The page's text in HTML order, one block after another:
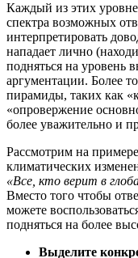
Каждый из этих
спектра возможных
интерпретировать
нападает лично
подняться на уровень
аргументации. Более
пирамиды, таких как
«опровержение
более уважительно и
Рассмотрим на
климатических
«Все, кто верит в
Вместо того чтобы
можете
подняться на более
Выделите